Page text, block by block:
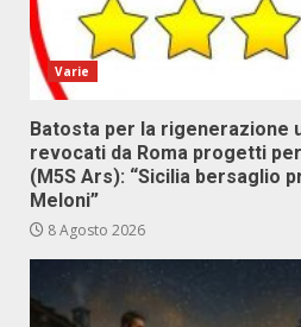
Varie
Batosta per la rigenerazione
revocati da Roma progetti
(M5S Ars): “Sicilia bersaglio
Meloni”
8 Agosto 2026